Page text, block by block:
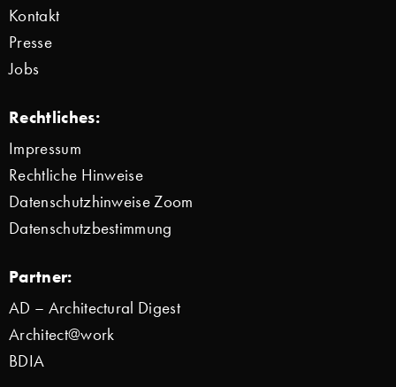
Kontakt
Presse
Jobs
Rechtliches:
Impressum
Rechtliche Hinweise
Datenschutzhinweise Zoom
Datenschutzbestimmung
Partner:
AD – Architectural Digest
Architect@work
BDIA